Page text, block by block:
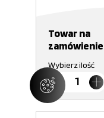
Towar na
zamówienie
Wybierz ilość